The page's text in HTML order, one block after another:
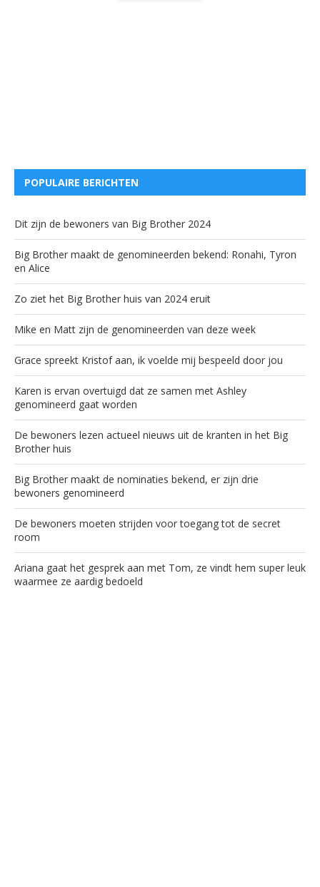
POPULAIRE BERICHTEN
Dit zijn de bewoners van Big Brother 2024
Big Brother maakt de genomineerden bekend: Ronahi, Tyron
en Alice
Zo ziet het Big Brother huis van 2024 eruit
Mike en Matt zijn de genomineerden van deze week
Grace spreekt Kristof aan, ik voelde mij bespeeld door jou
Karen is ervan overtuigd dat ze samen met Ashley
genomineerd gaat worden
De bewoners lezen actueel nieuws uit de kranten in het Big
Brother huis
Big Brother maakt de nominaties bekend, er zijn drie
bewoners genomineerd
De bewoners moeten strijden voor toegang tot de secret
room
Ariana gaat het gesprek aan met Tom, ze vindt hem super leuk
waarmee ze aardig bedoeld